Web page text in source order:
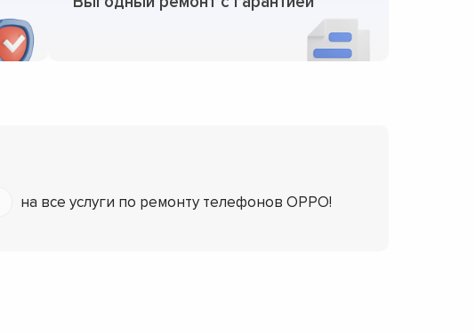
на все услуги по ремонту телефонов OPPO!